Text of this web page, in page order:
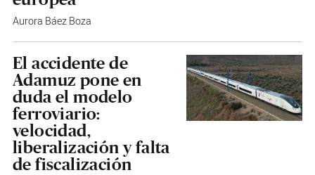
Aurora Báez Boza
El accidente de
Adamuz pone en
duda el modelo
ferroviario:
velocidad,
liberalización y falta
de fiscalización